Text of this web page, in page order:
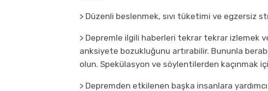
> Düzenli beslenmek, sıvı tüketimi ve egzersiz
> Depremle ilgili haberleri tekrar tekrar izlemek
anksiyete bozukluğunu artırabilir. Bununla
olun. Spekülasyon ve söylentilerden kaçınmak
> Depremden etkilenen başka insanlara